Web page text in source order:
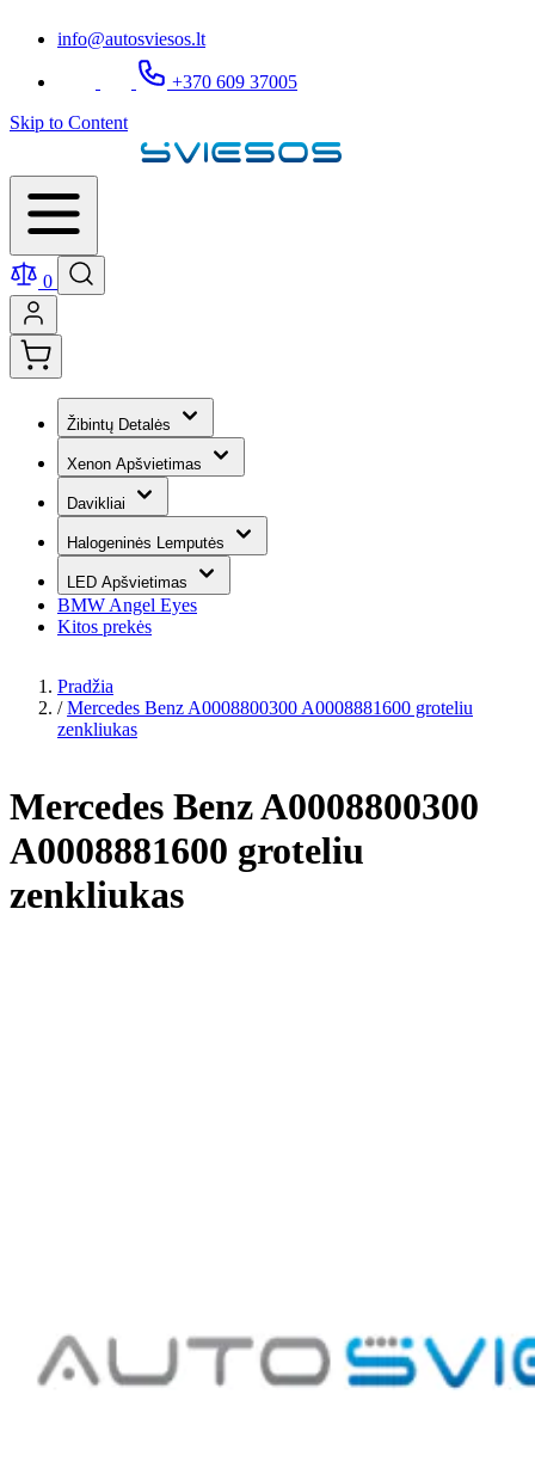
info@autosviesos.lt
+370 609 37005
Skip to Content
0
Žibintų Detalės
Xenon Apšvietimas
Davikliai
Halogeninės Lemputės
LED Apšvietimas
BMW Angel Eyes
Kitos prekės
Pradžia
/ Mercedes Benz A0008800300 A0008881600 groteliu
zenkliukas
Mercedes Benz A0008800300
A0008881600 groteliu
zenkliukas